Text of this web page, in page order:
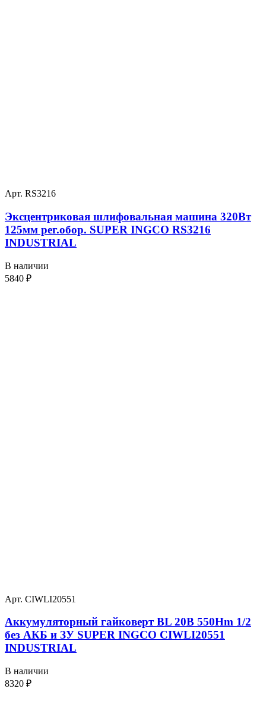
Арт. RS3216
Эксцентриковая шлифовальная машина 320Вт
125мм рег.обор. SUPER INGCO RS3216
INDUSTRIAL
В наличии
5840 ₽
Арт. CIWLI20551
Аккумуляторный гайковерт BL 20В 550Hm 1/2
без АКБ и ЗУ SUPER INGCO CIWLI20551
INDUSTRIAL
В наличии
8320 ₽